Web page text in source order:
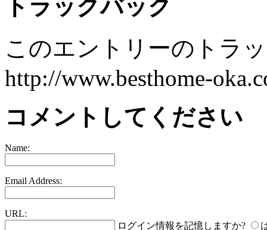
トラックバック
このエントリーのトラ
http://www.besthome-
コメントしてください
Name:
Email Address:
URL:
ログイン情報を記憶しますか?